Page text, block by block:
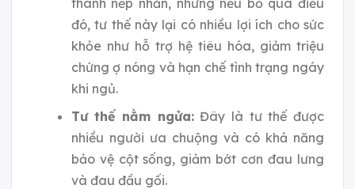
đó, tư thế này lại có nhiều lợi ích cho sức
khỏe như hỗ trợ hệ tiêu hóa, giảm triệu
chứng ợ nóng và hạn chế tình trạng ngáy
khi ngủ.
Tư thế nằm ngửa:Đây là tư thế được
nhiều người ưa chuộng và có khả năng
bảo vệ cột sống, giảm bớt cơn đau lưng
và đau đầu gối.